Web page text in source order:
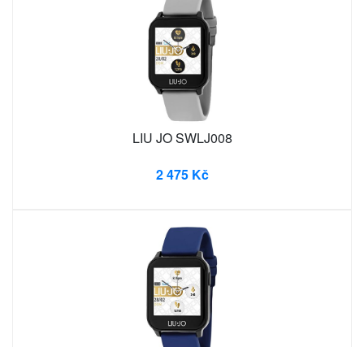
LIU JO SWLJ008
2 475 Kč